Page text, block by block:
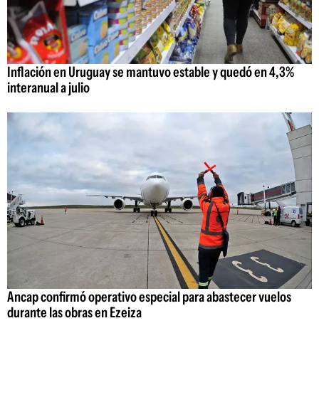
Inflación en Uruguay se mantuvo estable y quedó en 4,3%
interanual a julio
Ancap confirmó operativo especial para abastecer vuelos
durante las obras en Ezeiza